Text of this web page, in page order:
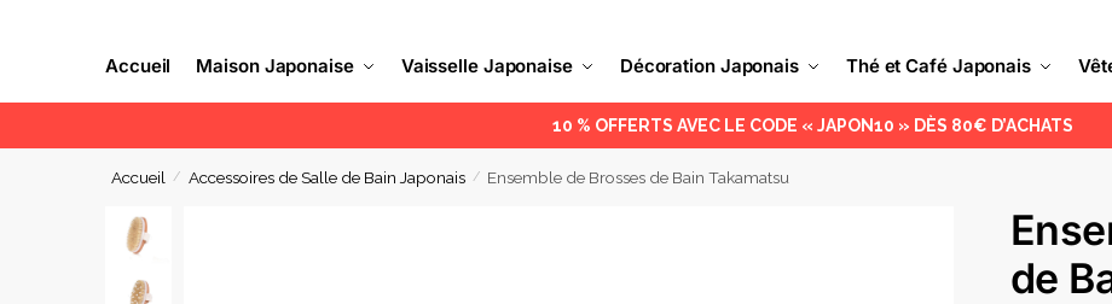
Accueil Maison Japonaise Vaisselle Japonaise Décoration Japonais Thé et Café Japonais
10 % OFFERTS AVEC LE CODE « JAPON10 » DÈS 80€ D’ACHATS
Accueil / Accessoires de Salle de Bain Japonais / Ensemble de Brosses de Bain Takamatsu
de